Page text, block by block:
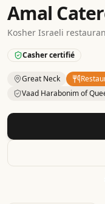
Amal
Kosher Israeli
Casher certifié
Great Neck
Vaad Harabonim of
Kosher